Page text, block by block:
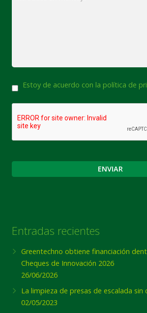
Consentimiento
Estoy de acuerdo con la política de
Entradas recientes
Greentechno obtiene financiación
Cheques de Innovación 2026
26/06/2026
La limpieza de presas de escalada sin
02/05/2023